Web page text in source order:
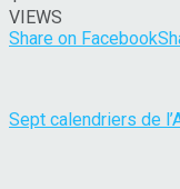
VIEWS
Share on Facebook
Sept calendriers de